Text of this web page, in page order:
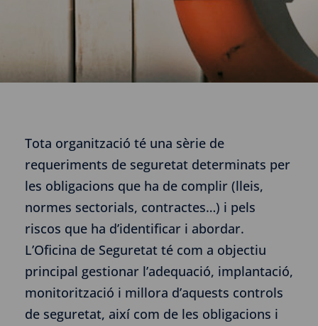
Tota organització té una sèrie de
requeriments de seguretat determinats per
les obligacions que ha de complir (lleis,
normes sectorials, contractes…) i pels
riscos que ha d’identificar i abordar.
L’Oficina de Seguretat té com a objectiu
principal gestionar l’adequació, implantació,
monitorització i millora d’aquests controls
de seguretat, així com de les obligacions i